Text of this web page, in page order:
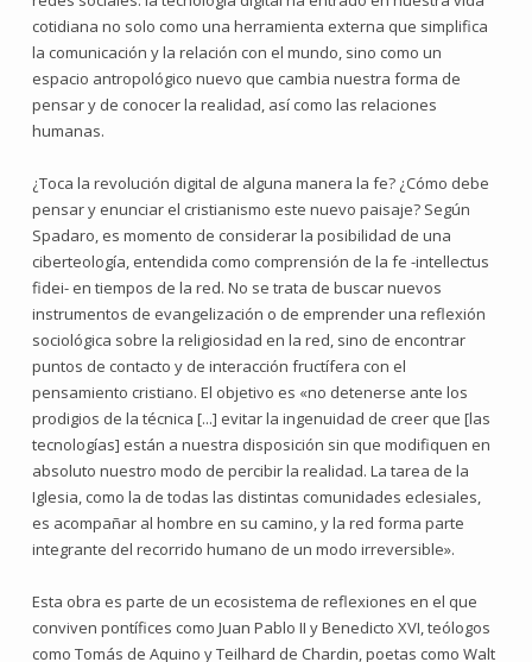
cotidiana no solo como una herramienta externa que simplifica
la comunicación y la relación con el mundo, sino como un
espacio antropológico nuevo que cambia nuestra forma de
pensar y de conocer la realidad, así como las relaciones
humanas.
¿Toca la revolución digital de alguna manera la fe? ¿Cómo debe
pensar y enunciar el cristianismo este nuevo paisaje? Según
Spadaro, es momento de considerar la posibilidad de una
ciberteología, entendida como comprensión de la fe -intellectus
fidei- en tiempos de la red. No se trata de buscar nuevos
instrumentos de evangelización o de emprender una reflexión
sociológica sobre la religiosidad en la red, sino de encontrar
puntos de contacto y de interacción fructífera con el
pensamiento cristiano. El objetivo es «no detenerse ante los
prodigios de la técnica [...] evitar la ingenuidad de creer que [las
tecnologías] están a nuestra disposición sin que modifiquen en
absoluto nuestro modo de percibir la realidad. La tarea de la
Iglesia, como la de todas las distintas comunidades eclesiales,
es acompañar al hombre en su camino, y la red forma parte
integrante del recorrido humano de un modo irreversible».
Esta obra es parte de un ecosistema de reflexiones en el que
conviven pontífices como Juan Pablo II y Benedicto XVI, teólogos
como Tomás de Aquino y Teilhard de Chardin, poetas como Walt